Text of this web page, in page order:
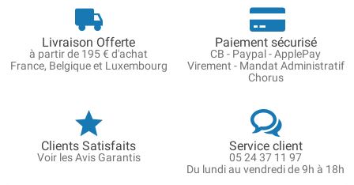
Livraison Offerte
à partir de 195 € d'achat
France, Belgique et Luxembourg
Paiement sécurisé
CB - Paypal - ApplePay
Virement - Mandat Administratif
Chorus
Clients Satisfaits
Voir les Avis Garantis
Service client
05 24 37 11 97
Du lundi au vendredi de 9h à 18h